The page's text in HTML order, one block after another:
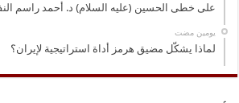
على خطى الحسين (عليه السلام) د. أحمد راسم
‏يومين مضت
لماذا يشكّل مضيق هرمز أداة استراتيجية لإيران؟